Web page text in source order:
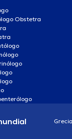
Obstetra
Grecia